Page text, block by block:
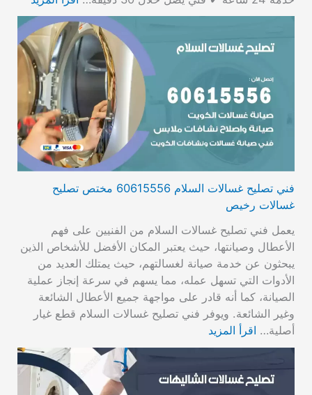
فني تصليح غسالات السلام 60615556 مختص تصليح
غسالات رخيص
يعمل فني تصليح غسالات السلام من الفنيين على فهم
الأعطال وصيانتها، حيث يعتبر المكان الأفضل للأشخاص الذين
يبحثون عن خدمة صيانة لغسالتهم، حيث يمتلك العديد من
الأدوات التي تسهل عمله، مما يسهم في سرعة إنجاز عملية
الصيانة، كما أنه قادر على مواجهة جميع الأعطال الشائعة
وغير الشائعة. ويوفر فني تصليح غسالات السلام قطع غيار
أصلية… اقرأ المزيد